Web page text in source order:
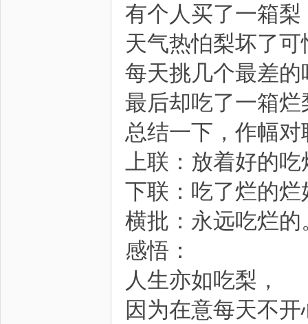
有个人买了一箱梨
天气热怕梨坏了可
每天挑几个最差的
最后却吃了一箱烂
总结一下，作幅对
上联：放着好的
下联：吃了烂的烂
横批：永远吃烂的
感悟：
人生亦如吃梨，
因为在意每天不